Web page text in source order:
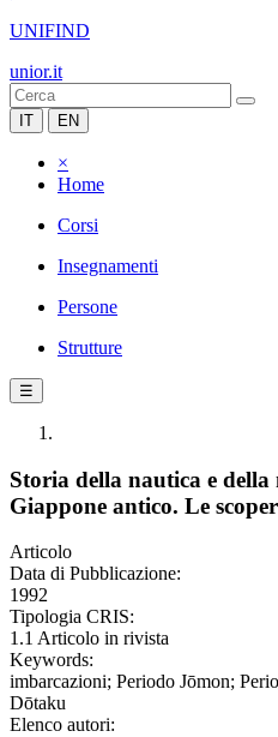
UNIFIND
unior.it
IT EN
×
Home
Corsi
Insegnamenti
Persone
Strutture
☰
Storia della nautica e della
Giappone antico. Le
Articolo
Data di Pubblicazione:
1992
Tipologia CRIS:
1.1 Articolo in rivista
Keywords:
imbarcazioni; Periodo Jōmon;
Dōtaku
Elenco autori: